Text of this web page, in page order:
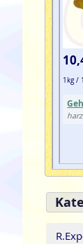
1kg /